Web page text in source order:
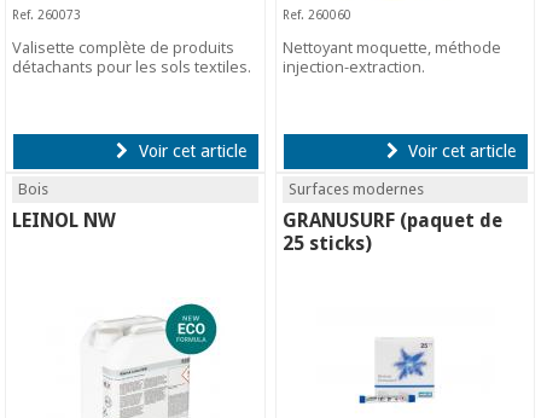
Ref. 260073
Valisette complète de produits
détachants pour les sols textiles.
Voir cet article
Ref. 260060
Nettoyant moquette, méthode
injection-extraction.
Voir cet article
Bois
LEINOL NW
Surfaces modernes
GRANUSURF (paquet de
25 sticks)